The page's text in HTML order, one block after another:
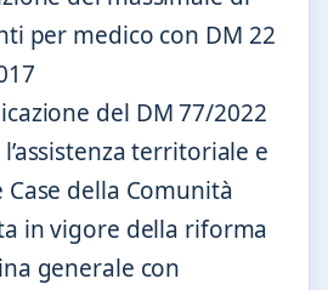
per medico con DM 22
del DM 77/2022
territoriale e
della Comunità
in vigore della riforma
generale con